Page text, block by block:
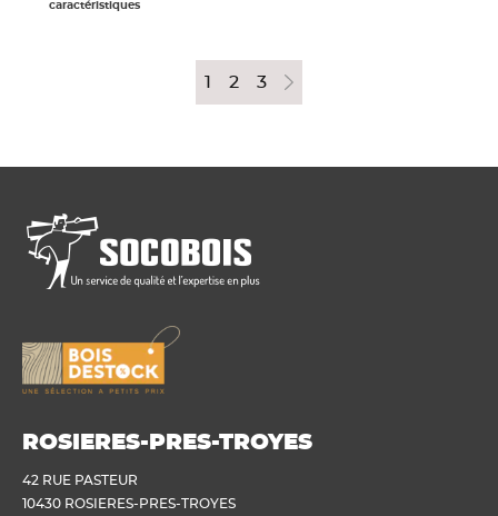
caractéristiques
1 2 3
ROSIERES-PRES-TROYES
42 RUE PASTEUR
10430 ROSIERES-PRES-TROYES